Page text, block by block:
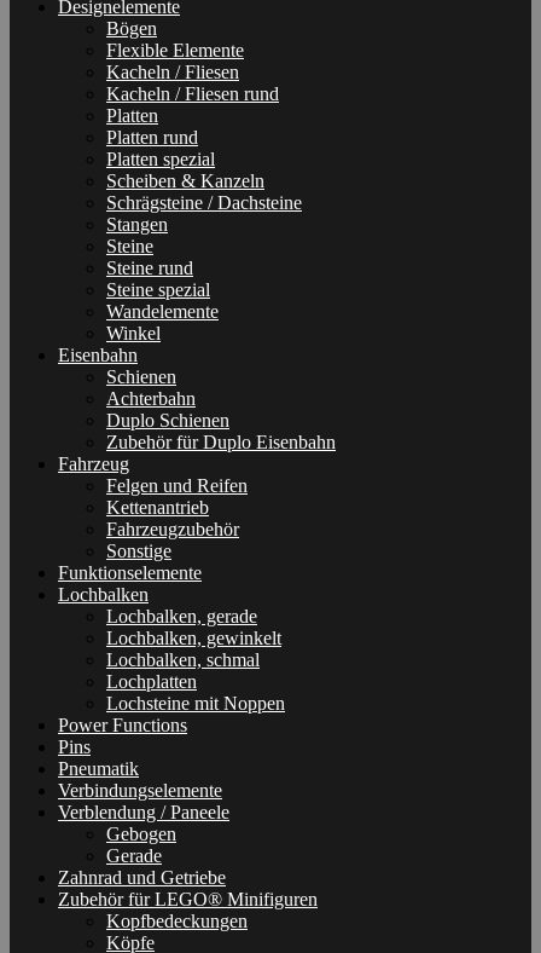
Designelemente
Bögen
Flexible Elemente
Kacheln / Fliesen
Kacheln / Fliesen rund
Platten
Platten rund
Platten spezial
Scheiben & Kanzeln
Schrägsteine / Dachsteine
Stangen
Steine
Steine rund
Steine spezial
Wandelemente
Winkel
Eisenbahn
Schienen
Achterbahn
Duplo Schienen
Zubehör für Duplo Eisenbahn
Fahrzeug
Felgen und Reifen
Kettenantrieb
Fahrzeugzubehör
Sonstige
Funktionselemente
Lochbalken
Lochbalken, gerade
Lochbalken, gewinkelt
Lochbalken, schmal
Lochplatten
Lochsteine mit Noppen
Power Functions
Pins
Pneumatik
Verbindungselemente
Verblendung / Paneele
Gebogen
Gerade
Zahnrad und Getriebe
Zubehör für LEGO® Minifiguren
Kopfbedeckungen
Köpfe